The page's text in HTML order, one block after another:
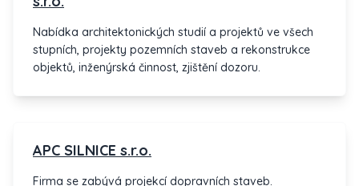
Nabídka architektonických studií a projektů ve všech
stupních, projekty pozemních staveb a rekonstrukce
objektů, inženýrská činnost, zjištění dozoru.
APC SILNICE s.r.o.
Firma se zabývá projekcí dopravních staveb.